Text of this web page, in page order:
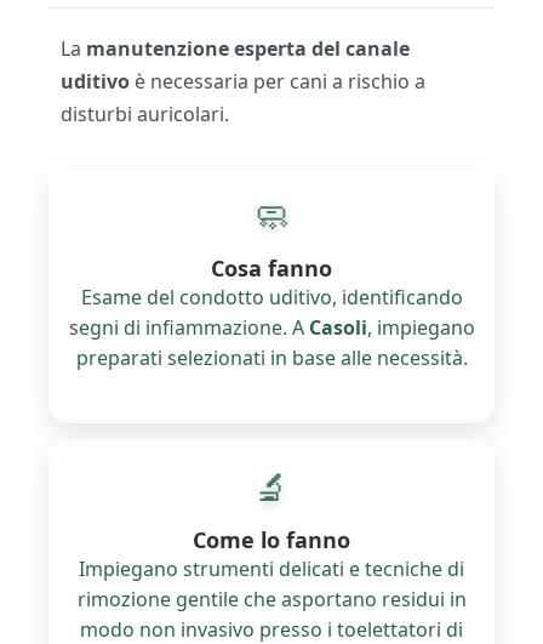
La manutenzione esperta del canale
uditivo è necessaria per cani a rischio a
disturbi auricolari.
🧼
Cosa fanno
Esame del condotto uditivo, identificando
segni di infiammazione. A Casoli, impiegano
preparati selezionati in base alle necessità.
🔬
Come lo fanno
Impiegano strumenti delicati e tecniche di
rimozione gentile che asportano residui in
modo non invasivo presso i toelettatori di